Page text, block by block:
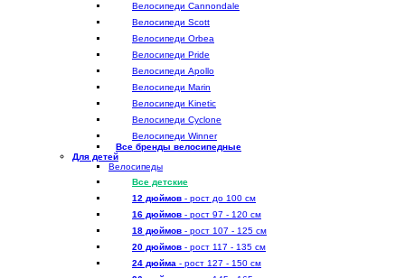
Велосипеди Cannondale
Велосипеди Scott
Велосипеди Orbea
Велосипеди Pride
Велосипеди Apollo
Велосипеди Marin
Велосипеди Kinetic
Велосипеди Cyclone
Велосипеди Winner
Все бренды велосипедные
Для детей
Велосипеды
Все детские
12 дюймов - рост до 100 см
16 дюймов - рост 97 - 120 см
18 дюймов - рост 107 - 125 см
20 дюймов - рост 117 - 135 см
24 дюйма - рост 127 - 150 см